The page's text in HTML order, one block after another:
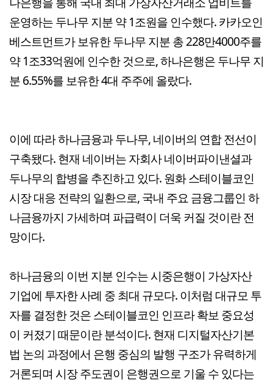
운영하는 두나무 지분 약 1조원을 인수했다. 카카오인
베스트먼트가 보유한 두나무 지분 총 228만4000주를
약 1조33억원에 인수한 것으로, 하나은행은 두나무 지
분 6.55%를 보유한 4대 주주에 올랐다.
이에 따라 하나금융과 두나무, 네이버의 연합 전선이
구축됐다. 현재 네이버는 자회사 네이버파이낸셜과
두나무의 합병을 추진하고 있다. 원화 스테이블코인
시장 대응 전략의 일환으로, 국내 주요 금융그룹인 하
나금융까지 가세하며 파급력이 더욱 커질 것이란 전
망이다.
하나금융의 이번 지분 인수는 시중은행이 가상자산
기업에 투자한 사례 중 최대 규모다. 이처럼 대규모 투
자를 결정한 것은 스테이블코인 인프라 확보 중요성
이 커졌기 때문이란 분석이다. 현재 디지털자산기본
법 논의 과정에서 은행 중심의 발행 구조가 유력하게
거론되며 시장 주도권이 은행권으로 기울 수 있다는